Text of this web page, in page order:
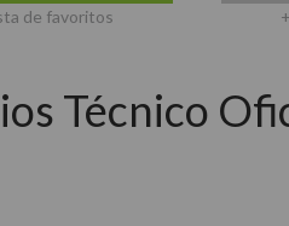
de favoritos
Técnico